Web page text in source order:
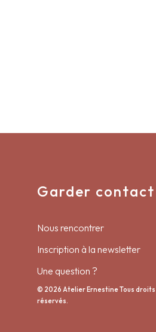
Garder contact
Nous rencontrer
Inscription à la newsletter
Une question ?
© 2026 Atelier Ernestine Tous droits
réservés.